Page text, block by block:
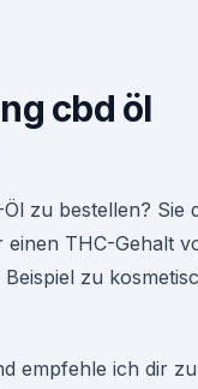
cbd öl
zu bestellen? Sie
einen THC-Gehalt
zu
empfehle ich dir